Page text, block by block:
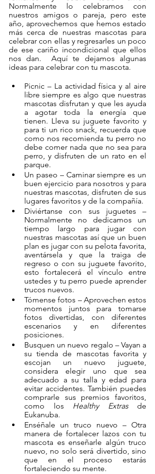
Normalmente lo celebramos con
nuestros amigos o pareja, pero este
año, aprovechemos que hemos estado
más cerca de nuestras mascotas para
celebrar con ellas y regresarles un poco
de ese cariño incondicional que ellos
nos dan.  Aquí te dejamos algunas
ideas para celebrar con tu mascota.
Picnic – La actividad física y al aire
libre siempre es algo que nuestras
mascotas disfrutan y que les ayuda
a agotar toda la energía que
tienen. Lleva su juguete favorito y
para ti un rico snack, recuerda que
como nos recomienda tu perro no
debe comer nada que no sea para
perro, y disfruten de un rato en el
parque.
Un paseo – Caminar siempre es un
buen ejercicio para nosotros y para
nuestras mascotas, disfruten de sus
lugares favoritos y de la compañía.
Diviértanse con sus juguetes –
Normalmente no dedicamos un
tiempo largo para jugar con
nuestras mascotas así que un buen
plan es jugar con su pelota favorita,
aventársela y que la traiga de
regreso o con su juguete favorito,
esto fortalecerá el vínculo entre
ustedes y tu perro puede aprender
trucos nuevos.
Tómense fotos – Aprovechen estos
momentos juntos para tomarse
fotos divertidas, con diferentes
escenarios y en diferentes
posiciones.
Busquen un nuevo regalo – Vayan a
su tienda de mascotas favorita y
escojan un nuevo juguete,
considera elegir uno que sea
adecuado a su talla y edad para
evitar accidentes. También puedes
comprarle sus premios favoritos,
como los Healthy Extras de
Eukanuba.
Enséñale un truco nuevo – Otra
manera de fortalecer lazos con tu
mascota es enseñarle algún truco
nuevo, no solo será divertido, sino
que en el proceso estarás
fortaleciendo su mente.